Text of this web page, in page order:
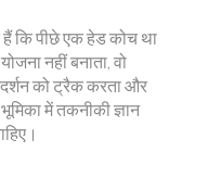
कि पीछे एक हेड कोच था
नहीं बनाता, वो
को ट्रैक करता और
में तकनीकी ज्ञान